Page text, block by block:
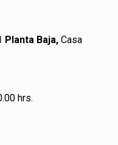
Planta Baja, Casa
hrs.